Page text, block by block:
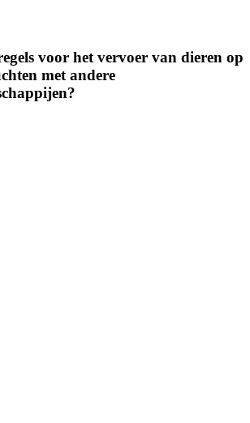
voor het vervoer van dieren op
met andere